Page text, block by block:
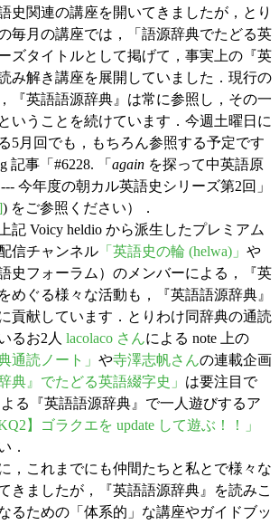
史関連の講座を開いてきましたが，とり
毎月の講座では，「語源辞典でたどる英
ズタイトルとして掲げて，事実上の『英
み解き講座を展開していました．現行の
『英語語源辞典』は常に参照し，その一
いうことを続けています．今週土曜日に
5月回でも，もちろん参照する予定です
記事「#6228. 「 again を探って中英語原
今年度の朝カル英語史シリーズ第2回」
) をご参照ください）．
記 Voicy heldio から派生したプレミアム
信チャンネル 「英語史の輪 (helwa)」 や
史フォーラム）のメンバーによる，『英
めぐる様々な活動も，『英語語源辞典』
貢献しています．とりわけ同辞典の通読
るお2人 lacolaco さんによる note 上の
通読ノート」 や寺澤志帆さんの連載企画
典』でたどる英語綴字史」 は要注目で
る『英語語源辞典』で一人遊びするア
】ゴラクエを update して遊ぶ！！」
．
，これまでにも仲間たちと私とで様々な
きましたが，『英語語源辞典』を読みこ
るための「体系的」な講座やガイドブッ